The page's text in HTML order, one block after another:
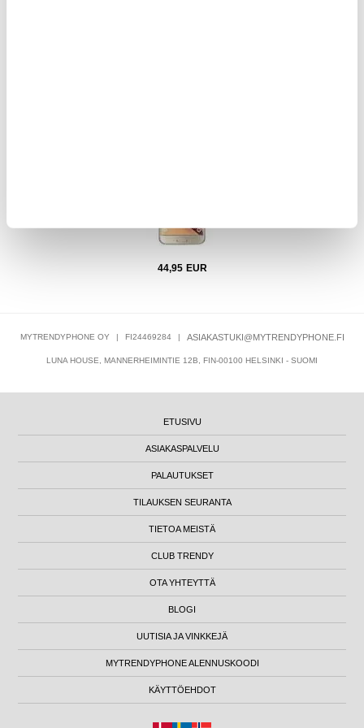
44,95 EUR
MYTRENDYPHONE OY | FI24469284 | ASIAKASTUKI@MYTRENDYPHONE.FI
LUNA HOUSE, MANNERHEIMINTIE 12B, FIN-00100 HELSINKI - SUOMI
ETUSIVU
ASIAKASPALVELU
PALAUTUKSET
TILAUKSEN SEURANTA
TIETOA MEISTÄ
CLUB TRENDY
OTA YHTEYTTÄ
BLOGI
UUTISIA JA VINKKEJÄ
MYTRENDYPHONE ALENNUSKOODI
KÄYTTÖEHDOT